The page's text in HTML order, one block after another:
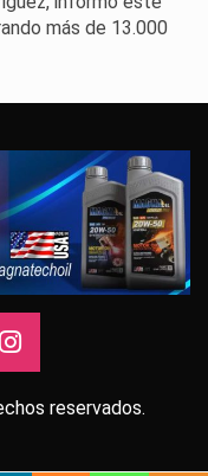
más de 13.000
reservados.